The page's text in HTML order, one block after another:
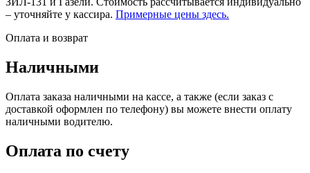
– уточняйте у кассира. Примерные цены здесь.
Оплата и возврат
Наличными
Оплата заказа наличными на кассе, а также (если заказ с
доставкой оформлен по телефону) вы можете внести оплату
наличными водителю.
Оплата по счету